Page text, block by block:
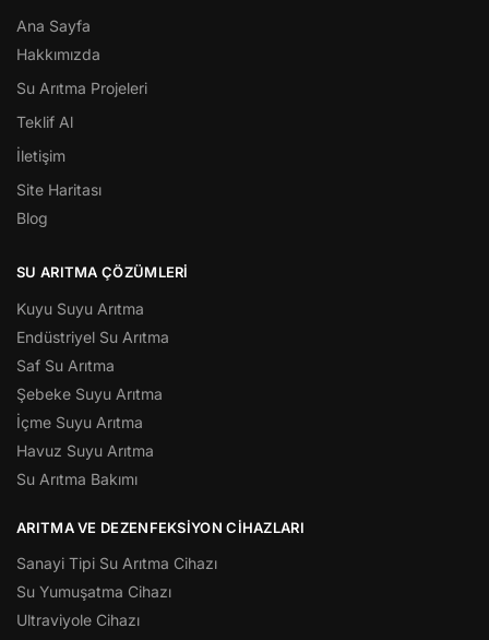
Ana Sayfa
Hakkımızda
Su Arıtma Projeleri
Teklif Al
İletişim
Site Haritası
Blog
SU ARITMA ÇÖZÜMLERI
Kuyu Suyu Arıtma
Endüstriyel Su Arıtma
Saf Su Arıtma
Şebeke Suyu Arıtma
İçme Suyu Arıtma
Havuz Suyu Arıtma
Su Arıtma Bakımı
ARITMA VE DEZENFEKSIYON CIHAZLARI
Sanayi Tipi Su Arıtma Cihazı
Su Yumuşatma Cihazı
Ultraviyole Cihazı